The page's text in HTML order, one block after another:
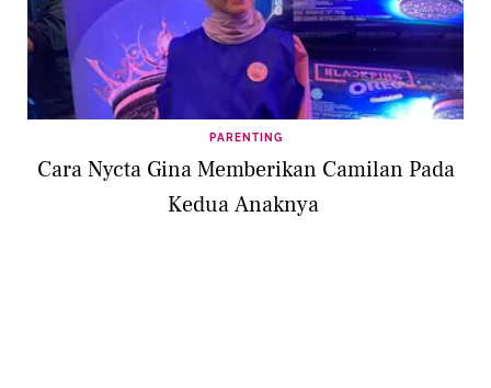
PARENTING
Cara Nycta Gina Memberikan Camilan Pada
Kedua Anaknya